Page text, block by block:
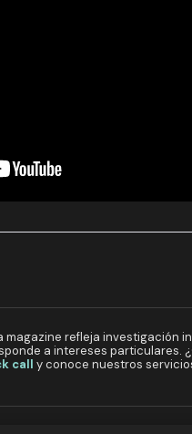
magazine refleja investigación
a intereses particulares.
call y conoce nuestros